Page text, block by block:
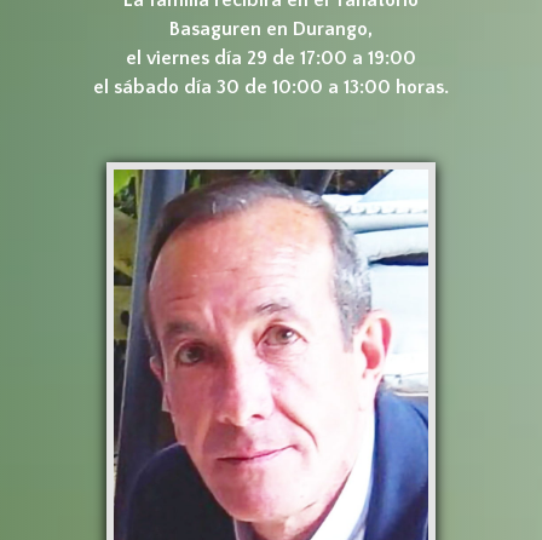
Basaguren en Durango,
el viernes día 29 de 17:00 a 19:00
el sábado día 30 de 10:00 a 13:00 horas.